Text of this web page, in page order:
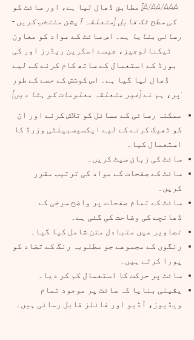
[A/AA/AAA
- متعلقہ آپشن منتخب کریں] کی سطح تک قابل
رسائی بنایا ہے۔
اس سائٹ کے مواد کو معاون
ٹیکنالوجیز، جیسے اسکرین ریڈرز اور کی
بورڈ کے استعمال کے ساتھ کام کرنے کے لیے
ڈھال لیا گیا ہے۔ اس کوشش کے حصے کے طور
پر، ہم نے [غیر متعلقہ معلومات کو ہٹا دیں]:
ممکنہ رسائی کے مسائل کو تلاش کرنے اور ان
کو ٹھیک کرنے کے لیے ایکسیسبیلٹی وزرڈ کا
استعمال کیا۔
سائٹ کی زبان سیٹ کریں۔
سائٹ کے صفحات کے مواد کی ترتیب مقرر
کریں۔
سائٹ کے تمام صفحات پر واضح سرخی کے
ڈھانچے کی وضاحت کی گئی ہے۔
تصاویر میں متبادل متن شامل کیا گیا۔
رنگوں کے مجموعے جو مطلوبہ رنگ کے تضاد کو
پورا کرتے ہیں۔
سائٹ پر حرکت کا استعمال کم کر دیا۔
یقینی بنایا کہ سائٹ پر موجود تمام
ویڈیوز، آڈیو اور فائلز قابل رسائی ہیں۔